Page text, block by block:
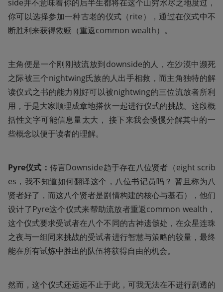
side并不意味着你的后半生都将在这个山穷水尽之地度过，
你可以选择参加一种古老的仪式（rite），通过在仪式中不
断胜利来获得救赎（重返common wealth）。
主角便是一个刚刚被流放到downside的人，在沙漠中濒死
之际被三个nightwing氏族的人出手相救，而主角独特的解
读仪式之书的能力刚好可以被nightwing的三位流放者所利
用，于是大家顺理成章地搭伙一起进行仪式的挑战。这段概
括性文字可能信息量太大， 接下来我会慢慢分解其中的一
些概念以便于读者的理解。
Pyre仪式： 传言Downside趋于存在八位贤者（eight scrib
es，我不知道如何翻译这个，八位书记员吗？ 暂且称为八
贤者好了，而这八个贤者是剧情构建的核心与基石），他们
设计了Pyre这个仪式来帮助流放者重返common wealth，
这个仪式要求受试者在八个不同的古神遗骸处，在众星连珠
之夜与一组同来挑战的受试者进行智慧与策略的较量，最终
能在所有试炼中胜出的队伍将获得自由的机会。
然而，这个仪式还远远不止于此，可我无法在不进行剧透的